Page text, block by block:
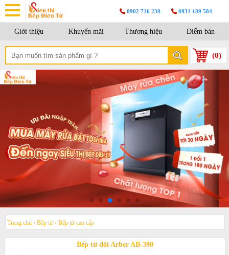
0902 716 230 0931 189 584
Giới thiệu Khuyến mãi Thương hiệu Điểm bán
(0)
Trang chủ › Bếp từ › Bếp từ cao cấp
Bếp từ đôi Arber AB-390